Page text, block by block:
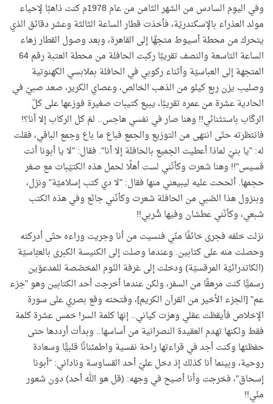
وفي اليوم السادس من الشهر الثامن من عام 1978م كنت ذاهبًا لإحياء
مولد العذراء بالإسكندريّة، فأخذت قطار الساعة الثالثة وعشر دقائق الذي
يتحرك من محطة أسيوط متجهًا إلى القاهرة، وبعد وصول القطار زهاء
الساعة التاسعة والنصف تقريبًا ركبت الحافلة من محطة العتبة رقم 64
المتجهة إلى العباسيّة وأثناء ركوبي في الحافلة بملابسي الكهنوتية
وصليب يزن ربع كيلو من الذهب الخالص، وعصاي الكرير، صعد صبيّ في
الحادية عشرة من عمره تقريبًا، يبيع كتيبات صغيرة فوزعها على كلّ
الركّاب باستثنائي!! وهنا صار في نفسي هاجس.. لمَ كل الركاب إلا أنا؟!
فانتظرته حتّى انتهى من التوزيع والجمع فباع ما باع وجمع الباقي، فقلت
له: "يا بنيّ لماذا أعطيت الجميع بالحافلة إلا أنا". فقال: "لا يا أبونا أنت
قسيس"!! وهنا شعرت وكأنّني لست أهلًا لحمل هذه الكتيّبات مع صغر
حجمها. ألححت عليه ليبيعني منها فقال: "لا دي كتب إسلاميّة" ونزل،
وبنزول هذا الصّبي من الحافلة شعرت وكأنّني جائع وفي هذه الكتب
شبعي، وكأنّني عطشان وفيها شُربي!!
نزلت خلفه فجرى خائفًا منّي فنسيت من أنا وجريت وراءه حتّى أدركته
وحصلت منه على كتابين. وعندما وصلت إلى الكنيسة الكبرى بالعبّاسيّة
(الكاتدرائيّة المرقسيّة) ودخلت إلى غرفة النّوم المخصّصة للمدعوّين
رسميًّا كنت مرهقًا من السفر، ولكن عندما أخرجت أحد الكتابين وهو "جزء
عم" [الجزء الأخير من القرآن الكريم]، وفتحته وقع بصري على سورة
الإخلاص فأيقظت عقلي وهزت كياني.. إنها كلمة السر! خمس عشرة كلمة
فقط ولكنها تهدم العقيدة النصرانية من أساسها.. وبدأت أرددها حتى
حفظتها وكنت أجد في قراءتها راحة نفسية واطمئنانًا قلبيًّا وسعادة
روحية، وبينما أنا كذلك إذ دخل عليّ أحد القساوسة وناداني: "أبونا
إسحاق"، فخرجت وأنا أصيح في وجهه: (قل هو الله أحد) دون شعور
منّي!!